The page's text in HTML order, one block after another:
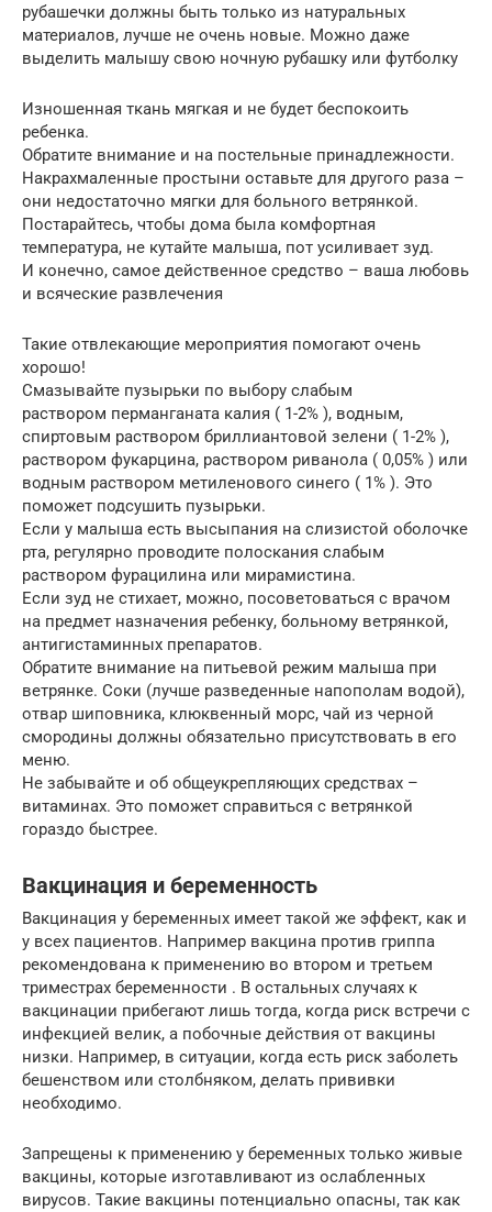
рубашечки должны быть только из натуральных
материалов, лучше не очень новые. Можно даже
выделить малышу свою ночную рубашку или футболку
Изношенная ткань мягкая и не будет беспокоить
ребенка.
Обратите внимание и на постельные принадлежности.
Накрахмаленные простыни оставьте для другого раза –
они недостаточно мягки для больного ветрянкой.
Постарайтесь, чтобы дома была комфортная
температура, не кутайте малыша, пот усиливает зуд.
И конечно, самое действенное средство – ваша любовь
и всяческие развлечения
Такие отвлекающие мероприятия помогают очень
хорошо!
Смазывайте пузырьки по выбору слабым
раствором перманганата калия ( 1-2% ), водным,
спиртовым раствором бриллиантовой зелени ( 1-2% ),
раствором фукарцина, раствором риванола ( 0,05% ) или
водным раствором метиленового синего ( 1% ). Это
поможет подсушить пузырьки.
Если у малыша есть высыпания на слизистой оболочке
рта, регулярно проводите полоскания слабым
раствором фурацилина или мирамистина.
Если зуд не стихает, можно, посоветоваться с врачом
на предмет назначения ребенку, больному ветрянкой,
антигистаминных препаратов.
Обратите внимание на питьевой режим малыша при
ветрянке. Соки (лучше разведенные напополам водой),
отвар шиповника, клюквенный морс, чай из черной
смородины должны обязательно присутствовать в его
меню.
Не забывайте и об общеукрепляющих средствах –
витаминах. Это поможет справиться с ветрянкой
гораздо быстрее.
Вакцинация и беременность
Вакцинация у беременных имеет такой же эффект, как и
у всех пациентов. Например вакцина против гриппа
рекомендована к применению во втором и третьем
триместрах беременности . В остальных случаях к
вакцинации прибегают лишь тогда, когда риск встречи с
инфекцией велик, а побочные действия от вакцины
низки. Например, в ситуации, когда есть риск заболеть
бешенством или столбняком, делать прививки
необходимо.
Запрещены к применению у беременных только живые
вакцины, которые изготавливают из ослабленных
вирусов. Такие вакцины потенциально опасны, так как